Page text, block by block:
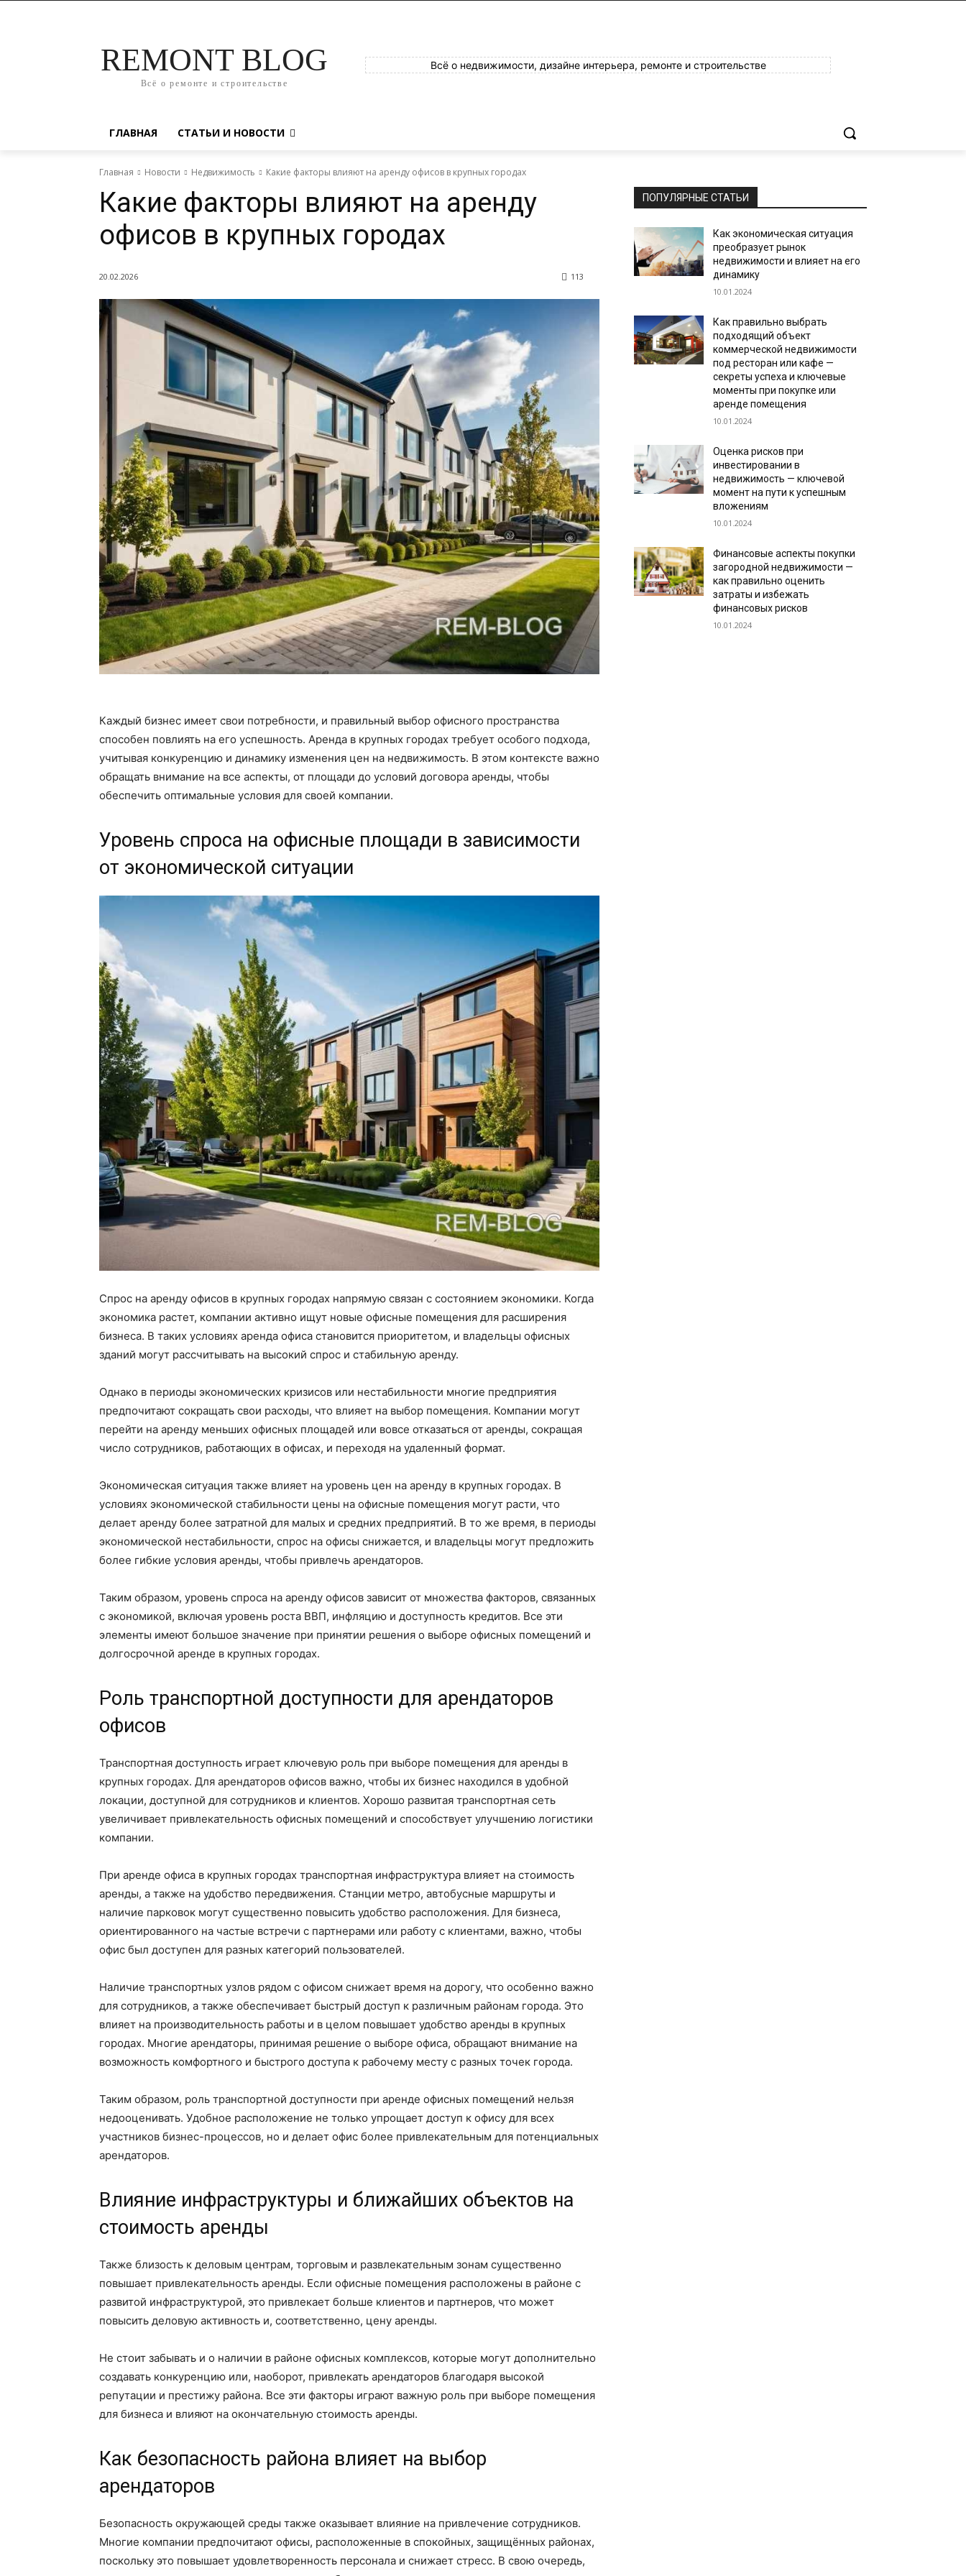
REMONT BLOG
Всё о ремонте и строительстве
Всё о недвижимости, дизайне интерьера, ремонте и строительстве
ГЛАВНАЯ СТАТЬИ И НОВОСТИ
Главная Новости Недвижимость Какие факторы влияют на аренду офисов в крупных городах
Какие факторы влияют на аренду
офисов в крупных городах
20.02.2026 113
Каждый бизнес имеет свои потребности, и правильный выбор офисного пространства
способен повлиять на его успешность. Аренда в крупных городах требует особого подхода,
учитывая конкуренцию и динамику изменения цен на недвижимость. В этом контексте важно
обращать внимание на все аспекты, от площади до условий договора аренды, чтобы
обеспечить оптимальные условия для своей компании.
Уровень спроса на офисные площади в зависимости
от экономической ситуации
Спрос на аренду офисов в крупных городах напрямую связан с состоянием экономики. Когда
экономика растет, компании активно ищут новые офисные помещения для расширения
бизнеса. В таких условиях аренда офиса становится приоритетом, и владельцы офисных
зданий могут рассчитывать на высокий спрос и стабильную аренду.
Однако в периоды экономических кризисов или нестабильности многие предприятия
предпочитают сокращать свои расходы, что влияет на выбор помещения. Компании могут
перейти на аренду меньших офисных площадей или вовсе отказаться от аренды, сокращая
число сотрудников, работающих в офисах, и переходя на удаленный формат.
Экономическая ситуация также влияет на уровень цен на аренду в крупных городах. В
условиях экономической стабильности цены на офисные помещения могут расти, что
делает аренду более затратной для малых и средних предприятий. В то же время, в периоды
экономической нестабильности, спрос на офисы снижается, и владельцы могут предложить
более гибкие условия аренды, чтобы привлечь арендаторов.
Таким образом, уровень спроса на аренду офисов зависит от множества факторов, связанных
с экономикой, включая уровень роста ВВП, инфляцию и доступность кредитов. Все эти
элементы имеют большое значение при принятии решения о выборе офисных помещений и
долгосрочной аренде в крупных городах.
Роль транспортной доступности для арендаторов
офисов
Транспортная доступность играет ключевую роль при выборе помещения для аренды в
крупных городах. Для арендаторов офисов важно, чтобы их бизнес находился в удобной
локации, доступной для сотрудников и клиентов. Хорошо развитая транспортная сеть
увеличивает привлекательность офисных помещений и способствует улучшению логистики
компании.
При аренде офиса в крупных городах транспортная инфраструктура влияет на стоимость
аренды, а также на удобство передвижения. Станции метро, автобусные маршруты и
наличие парковок могут существенно повысить удобство расположения. Для бизнеса,
ориентированного на частые встречи с партнерами или работу с клиентами, важно, чтобы
офис был доступен для разных категорий пользователей.
Наличие транспортных узлов рядом с офисом снижает время на дорогу, что особенно важно
для сотрудников, а также обеспечивает быстрый доступ к различным районам города. Это
влияет на производительность работы и в целом повышает удобство аренды в крупных
городах. Многие арендаторы, принимая решение о выборе офиса, обращают внимание на
возможность комфортного и быстрого доступа к рабочему месту с разных точек города.
Таким образом, роль транспортной доступности при аренде офисных помещений нельзя
недооценивать. Удобное расположение не только упрощает доступ к офису для всех
участников бизнес-процессов, но и делает офис более привлекательным для потенциальных
арендаторов.
Влияние инфраструктуры и ближайших объектов на
стоимость аренды
Также близость к деловым центрам, торговым и развлекательным зонам существенно
повышает привлекательность аренды. Если офисные помещения расположены в районе с
развитой инфраструктурой, это привлекает больше клиентов и партнеров, что может
повысить деловую активность и, соответственно, цену аренды.
Не стоит забывать и о наличии в районе офисных комплексов, которые могут дополнительно
создавать конкуренцию или, наоборот, привлекать арендаторов благодаря высокой
репутации и престижу района. Все эти факторы играют важную роль при выборе помещения
для бизнеса и влияют на окончательную стоимость аренды.
Как безопасность района влияет на выбор
арендаторов
Безопасность окружающей среды также оказывает влияние на привлечение сотрудников.
Многие компании предпочитают офисы, расположенные в спокойных, защищённых районах,
поскольку это повышает удовлетворенность персонала и снижает стресс. В свою очередь,
ПОПУЛЯРНЫЕ СТАТЬИ
Как экономическая ситуация
преобразует рынок
недвижимости и влияет на его
динамику
10.01.2024
Как правильно выбрать
подходящий объект
коммерческой недвижимости
под ресторан или кафе —
секреты успеха и ключевые
моменты при покупке или
аренде помещения
10.01.2024
Оценка рисков при
инвестировании в
недвижимость — ключевой
момент на пути к успешным
вложениям
10.01.2024
Финансовые аспекты покупки
загородной недвижимости —
как правильно оценить
затраты и избежать
финансовых рисков
10.01.2024